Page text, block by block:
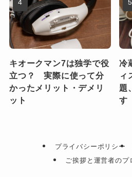
キオークマン7は独学で役
立つ？ 実際に使って分
かったメリット・デメリ
ット
冷
ィ
題
す
プライバシーポリシー
ご挨拶と運営者のプ